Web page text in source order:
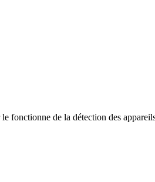
de la détection des